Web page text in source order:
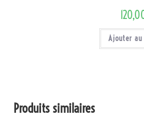
Ajouter
Produits similaires